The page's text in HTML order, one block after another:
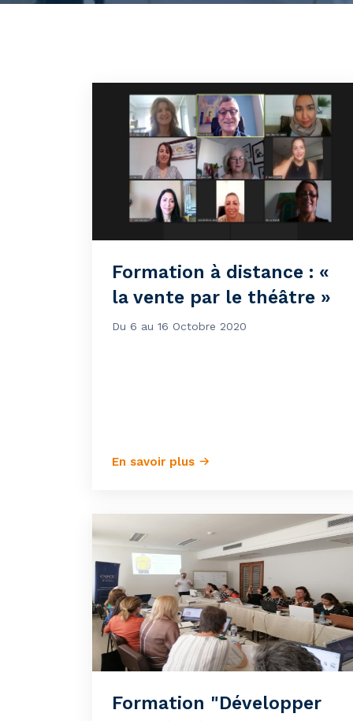
Formation à distance : «
la vente par le théâtre »
Du 6 au 16 Octobre 2020
En savoir plus
Formation "Développer